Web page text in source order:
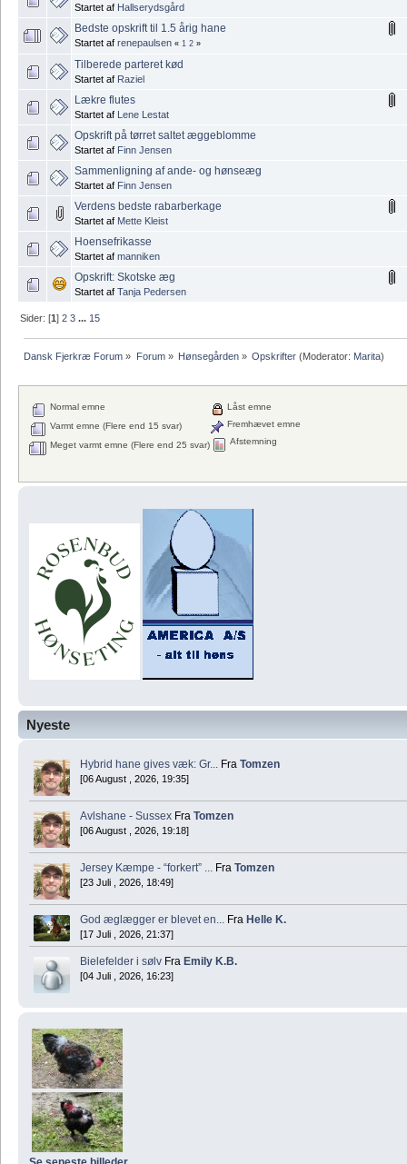
Nyeste
Hybrid hane gives væk: Gr... Fra Tomzen
[06 August , 2026, 19:35]
Avlshane - Sussex Fra Tomzen
[06 August , 2026, 19:18]
Jersey Kæmpe - “forkert” ... Fra Tomzen
[23 Juli , 2026, 18:49]
God æglægger er blevet en... Fra Helle K.
[17 Juli , 2026, 21:37]
Bielefelder i sølv Fra Emily K.B.
[04 Juli , 2026, 16:23]
Startet af Hallserydsgård
Bedste opskrift til 1.5 årig hane
Startet af renepaulsen « 1 2 »
Tilberede parteret kød
Startet af Raziel
Lækre flutes
Startet af Lene Lestat
Opskrift på tørret saltet æggeblomme
Startet af Finn Jensen
Sammenligning af ande- og hønseæg
Startet af Finn Jensen
Verdens bedste rabarberkage
Startet af Mette Kleist
Hoensefrikasse
Startet af manniken
Opskrift: Skotske æg
Startet af Tanja Pedersen
Sider: [1]2 3 ... 15
Dansk Fjerkræ Forum » Forum» Hønsegården» Opskrifter (Moderator: Marita)
Normal emne
Varmt emne (Flere end 15 svar)
Meget varmt emne (Flere end 25 svar)
Låst emne
Fremhævet emne
Afstemning